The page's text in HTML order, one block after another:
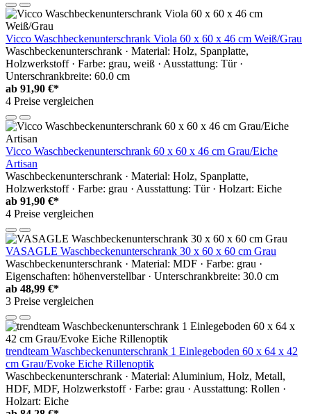
Vicco Waschbeckenunterschrank Viola 60 x 60 x 46 cm Weiß/Grau
Waschbeckenunterschrank · Material: Holz, Spanplatte,
Holzwerkstoff · Farbe: grau, weiß · Ausstattung: Tür ·
Unterschrankbreite: 60.0 cm
ab 91,90 €*
4 Preise vergleichen
Vicco Waschbeckenunterschrank 60 x 60 x 46 cm Grau/Eiche
Artisan
Waschbeckenunterschrank · Material: Holz, Spanplatte,
Holzwerkstoff · Farbe: grau · Ausstattung: Tür · Holzart: Eiche
ab 91,90 €*
4 Preise vergleichen
VASAGLE Waschbeckenunterschrank 30 x 60 x 60 cm Grau
Waschbeckenunterschrank · Material: MDF · Farbe: grau ·
Eigenschaften: höhenverstellbar · Unterschrankbreite: 30.0 cm
ab 48,99 €*
3 Preise vergleichen
trendteam Waschbeckenunterschrank 1 Einlegeboden 60 x 64 x 42
cm Grau/Evoke Eiche Rillenoptik
Waschbeckenunterschrank · Material: Aluminium, Holz, Metall,
HDF, MDF, Holzwerkstoff · Farbe: grau · Ausstattung: Rollen ·
Holzart: Eiche